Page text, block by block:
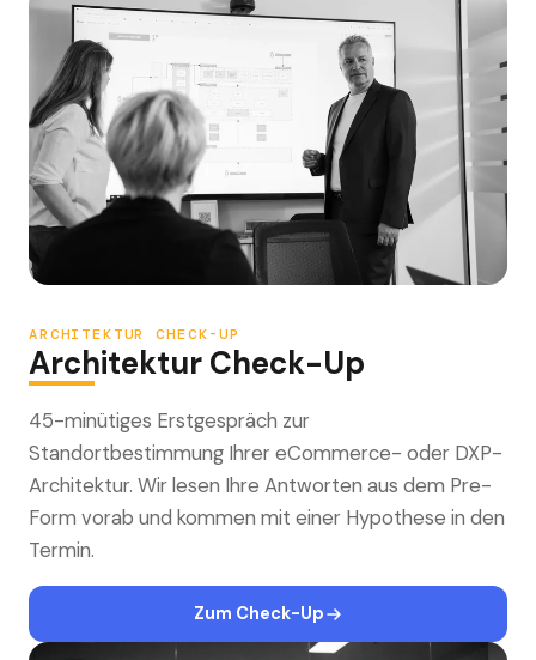
ARCHITEKTUR CHECK-UP
Architektur Check-Up
45-minütiges Erstgespräch zur
Standortbestimmung Ihrer eCommerce- oder DXP-
Architektur. Wir lesen Ihre Antworten aus dem Pre-
Form vorab und kommen mit einer Hypothese in den
Termin.
Zum Check-Up